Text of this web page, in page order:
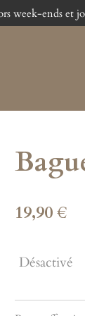
week-ends et
19,90 €
Désactivé